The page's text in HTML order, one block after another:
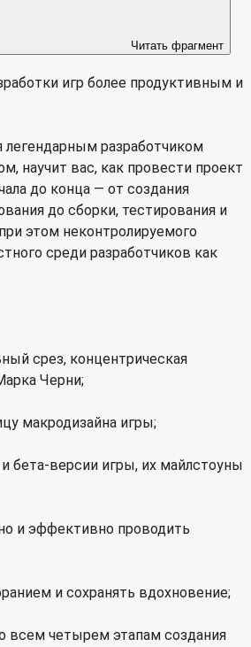
Читать фрагмент
игр более продуктивным и
легендарным разработчиком
научит вас, как провести проект
до конца — от создания
до сборки, тестирования и
этом неконтролируемого
среди разработчиков как
срез, концентрическая
Черни;
макродизайна игры;
бета-версии игры, их майлстоуны
и эффективно проводить
и сохранять вдохновение;
всем четырем этапам создания